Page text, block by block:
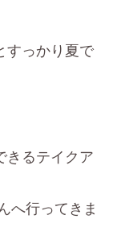
すっかり夏で
きるテイクア
へ行ってきま